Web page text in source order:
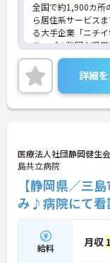
全国で約1,900カ所
ら居住系サービス
る大手企業「ニチ
ループの強固な経
を最大限に活かし
っています。毎月1
るだけでなく、将
者、ケアマネジャ
者研修」等の充実
一方で、40～60代
続年数手当や退職
います。企業主導
様への子ども手当な
応しており、グル
という現場のやり
アと長期的な働き
＜介護福祉士の資
詳細
医療法人社団静岡健生
島共立病院
【静岡県／三
み♪病院にて看
給料 月収